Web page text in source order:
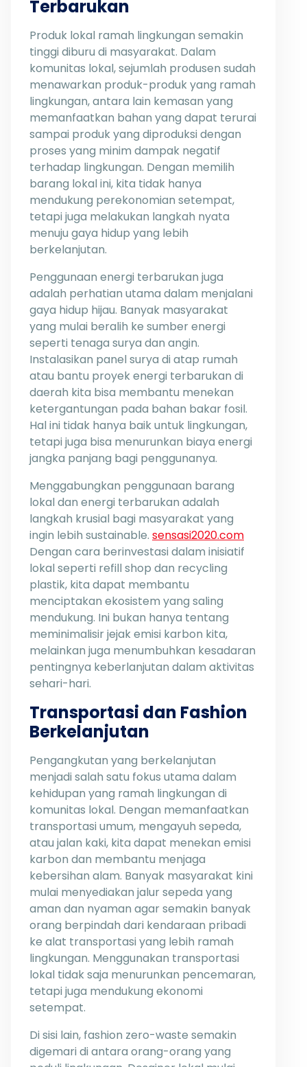
Terbarukan
Produk lokal ramah lingkungan semakin
tinggi diburu di masyarakat. Dalam
komunitas lokal, sejumlah produsen sudah
menawarkan produk-produk yang ramah
lingkungan, antara lain kemasan yang
memanfaatkan bahan yang dapat terurai
sampai produk yang diproduksi dengan
proses yang minim dampak negatif
terhadap lingkungan. Dengan memilih
barang lokal ini, kita tidak hanya
mendukung perekonomian setempat,
tetapi juga melakukan langkah nyata
menuju gaya hidup yang lebih
berkelanjutan.
Penggunaan energi terbarukan juga
adalah perhatian utama dalam menjalani
gaya hidup hijau. Banyak masyarakat
yang mulai beralih ke sumber energi
seperti tenaga surya dan angin.
Instalasikan panel surya di atap rumah
atau bantu proyek energi terbarukan di
daerah kita bisa membantu menekan
ketergantungan pada bahan bakar fosil.
Hal ini tidak hanya baik untuk lingkungan,
tetapi juga bisa menurunkan biaya energi
jangka panjang bagi penggunanya.
Menggabungkan penggunaan barang
lokal dan energi terbarukan adalah
langkah krusial bagi masyarakat yang
ingin lebih sustainable. sensasi2020.com
Dengan cara berinvestasi dalam inisiatif
lokal seperti refill shop dan recycling
plastik, kita dapat membantu
menciptakan ekosistem yang saling
mendukung. Ini bukan hanya tentang
meminimalisir jejak emisi karbon kita,
melainkan juga menumbuhkan kesadaran
pentingnya keberlanjutan dalam aktivitas
sehari-hari.
Transportasi dan Fashion
Berkelanjutan
Pengangkutan yang berkelanjutan
menjadi salah satu fokus utama dalam
kehidupan yang ramah lingkungan di
komunitas lokal. Dengan memanfaatkan
transportasi umum, mengayuh sepeda,
atau jalan kaki, kita dapat menekan emisi
karbon dan membantu menjaga
kebersihan alam. Banyak masyarakat kini
mulai menyediakan jalur sepeda yang
aman dan nyaman agar semakin banyak
orang berpindah dari kendaraan pribadi
ke alat transportasi yang lebih ramah
lingkungan. Menggunakan transportasi
lokal tidak saja menurunkan pencemaran,
tetapi juga mendukung ekonomi
setempat.
Di sisi lain, fashion zero-waste semakin
digemari di antara orang-orang yang